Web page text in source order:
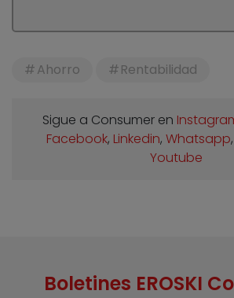
Ahorro Rentabilidad
Sigue a Consumer en
Facebook, Linkedin, Whatsapp,
Youtube
Boletines EROSKI